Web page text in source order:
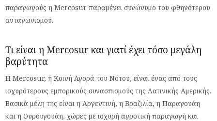
παραγωγούς η Mercosur παραμένει συνώνυμο του φθηνότερου
ανταγωνισμού.
Τι είναι η Mercosur και γιατί έχει τόσο μεγάλη
βαρύτητα
Η Mercosur, ή Κοινή Αγορά του Νότου, είναι ένας από τους
ισχυρότερους εμπορικούς συνασπισμούς της Λατινικής Αμερικής.
Βασικά μέλη της είναι η Αργεντινή, η Βραζιλία, η Παραγουάη
και η Ουρουγουάη, χώρες με ισχυρή αγροτική παραγωγή και